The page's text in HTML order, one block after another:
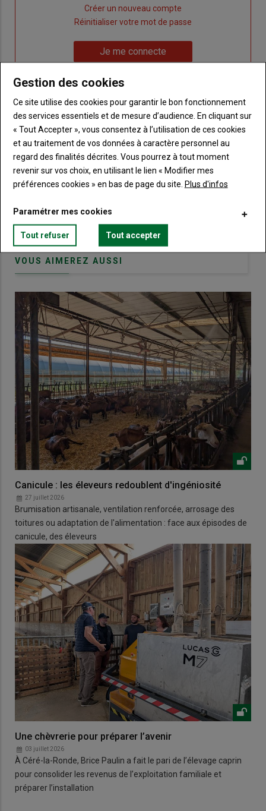
compte"
Créer un nouveau compte
mot
de
Réinitialiser votre mot de passe
"Je
connecte"
Je me connecte
Sous-
titre
Vous n'êtes pas abonné(e)
TITRE CRÉEZ UN COMPTE
BodyChoisissez votre formule et créez votre
compte pour accéder à tout Terre de
Touraine.
Lien Créez un compte
VOUS AIMEREZ AUSSI
Canicule : les éleveurs redoublent d'ingéniosité
27 juillet 2026
Brumisation artisanale, ventilation renforcée, arrosage des
toitures ou adaptation de l'alimentation : face aux épisodes de
canicule, des éleveurs
Une chèvrerie pour préparer l’avenir
03 juillet 2026
À Céré-la-Ronde, Brice Paulin a fait le pari de l’élevage caprin
pour consolider les revenus de l’exploitation familiale et
préparer l’installation
Gestion des cookies
Ce site utilise des cookies pour garantir le bon fonctionnement
des services essentiels et de mesure d’audience. En cliquant sur
« Tout Accepter », vous consentez à l’utilisation de ces cookies
et au traitement de vos données à caractère personnel au
regard des finalités décrites. Vous pourrez à tout moment
revenir sur vos choix, en utilisant le lien « Modifier mes
préférences cookies » en bas de page du site. Plus d'infos
Paramétrer mes cookies
Tout refuser Tout accepter